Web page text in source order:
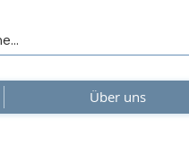
Über uns